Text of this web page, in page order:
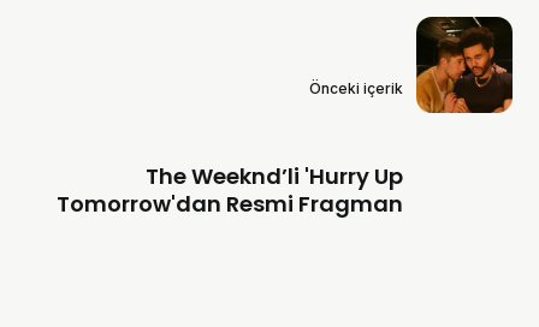
Önceki içerik
The Weeknd’li 'Hurry Up
Tomorrow'dan Resmi Fragman